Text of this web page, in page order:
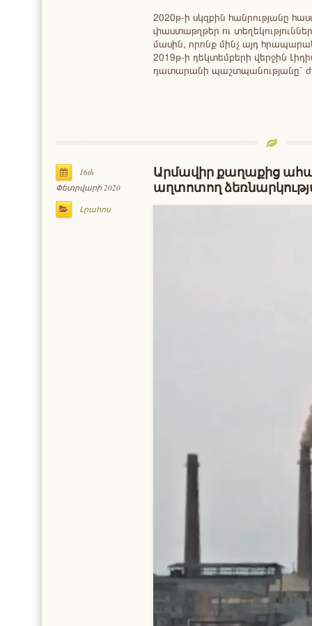
2020թ-ի սկզբին հանրությանը
փաստաթղթեր ու
մասին, որոնք մինչ այդ
2019թ-ի դեկտեմբերի վերջին
դատարանի պաշտպանությանը՝
16th
Փետրվարի 2020
Լրահոս
Արմավիր քաղաքից
աղտոտող